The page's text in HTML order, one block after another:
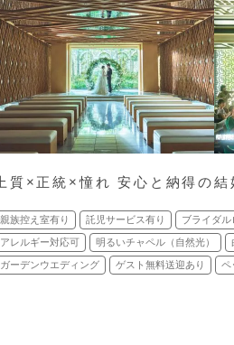
上質×正統×憧れ 安心と納得の
親族控え室有り 託児サービス有り ブライダ
アレルギー対応可 明るいチャペル（自然光）
ガーデンウエディング ゲスト無料送迎あり ペ